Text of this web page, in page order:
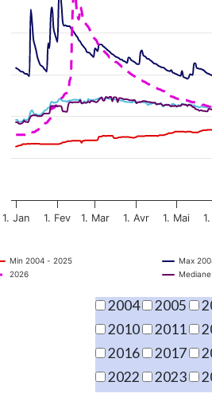
Min 2004 - 2025 Max
2026
1. Jan 1. Fev 1. Mar 1. Avr 1. Mai
2004 2005
2010
2011
2016
2017
2022
2023